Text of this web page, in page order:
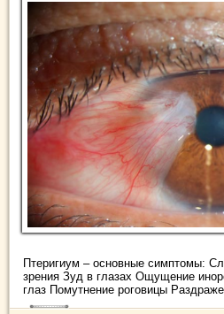
Птеригиум – основные симптомы:
зрения Зуд в глазах Ощущение
глаз Помутнение роговицы